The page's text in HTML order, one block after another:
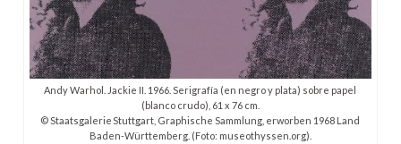
Andy Warhol. Jackie II. 1966. Serigrafía (en negro y plata) sobre papel
(blanco crudo), 61 x 76 cm.
© Staatsgalerie Stuttgart, Graphische Sammlung, erworben 1968 Land
Baden-Württemberg. (Foto: museothyssen.org).